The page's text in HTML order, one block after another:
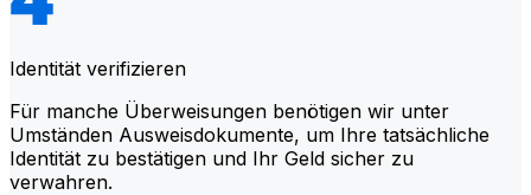
Identität verifizieren
Für manche Überweisungen benötigen wir unter
Umständen Ausweisdokumente, um Ihre tatsächliche
Identität zu bestätigen und Ihr Geld sicher zu
verwahren.